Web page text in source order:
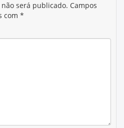
será publicado. Campos
com *